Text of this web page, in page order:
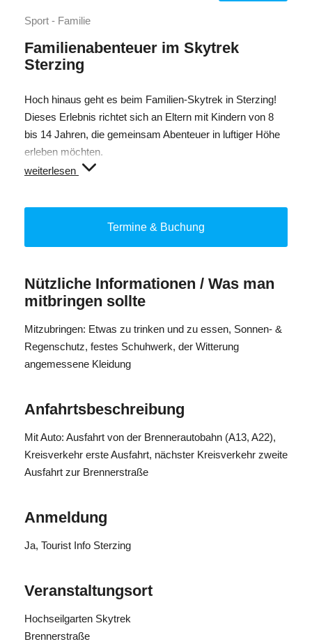
Sport - Familie
Familienabenteuer im Skytrek
Sterzing
Hoch hinaus geht es beim Familien-Skytrek in Sterzing!
Dieses Erlebnis richtet sich an Eltern mit Kindern von 8
bis 14 Jahren, die gemeinsam Abenteuer in luftiger Höhe
erleben möchten.
Im Hochseilgarten warten spannende Elemente wie
Alle Teilnehmer sind selbstverständlich bestens gesichert.
Teilnehmeranzahl: mind. 4; max. 12
Kosten: ohne ActiveCard Vollpreis (18,00 Euro)
Anmeldeschluß: Dienstag bis 17.00 Uhr
weiterlesen
Termine & Buchung
Nützliche Informationen / Was man
mitbringen sollte
Mitzubringen: Etwas zu trinken und zu essen, Sonnen- &
Regenschutz, festes Schuhwerk, der Witterung
angemessene Kleidung
Anfahrtsbeschreibung
Mit Auto: Ausfahrt von der Brennerautobahn (A13, A22),
Kreisverkehr erste Ausfahrt, nächster Kreisverkehr zweite
Ausfahrt zur Brennerstraße
Anmeldung
Ja, Tourist Info Sterzing
Veranstaltungsort
Hochseilgarten Skytrek
Brennerstraße